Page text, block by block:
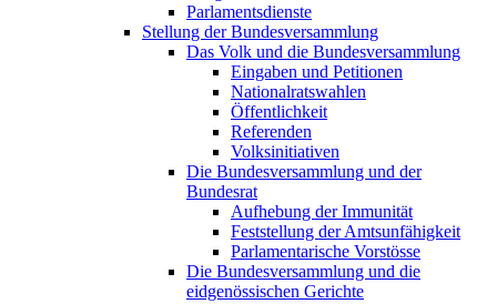
Parlamentsdienste
Stellung der Bundesversammlung
Das Volk und die Bundesversammlung
Eingaben und Petitionen
Nationalratswahlen
Öffentlichkeit
Referenden
Volksinitiativen
Die Bundesversammlung und der
Bundesrat
Aufhebung der Immunität
Feststellung der Amtsunfähigkeit
Parlamentarische Vorstösse
Die Bundesversammlung und die
eidgenössischen Gerichte